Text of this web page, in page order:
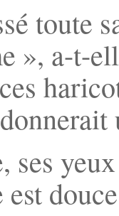
toute
», a-t-
ses